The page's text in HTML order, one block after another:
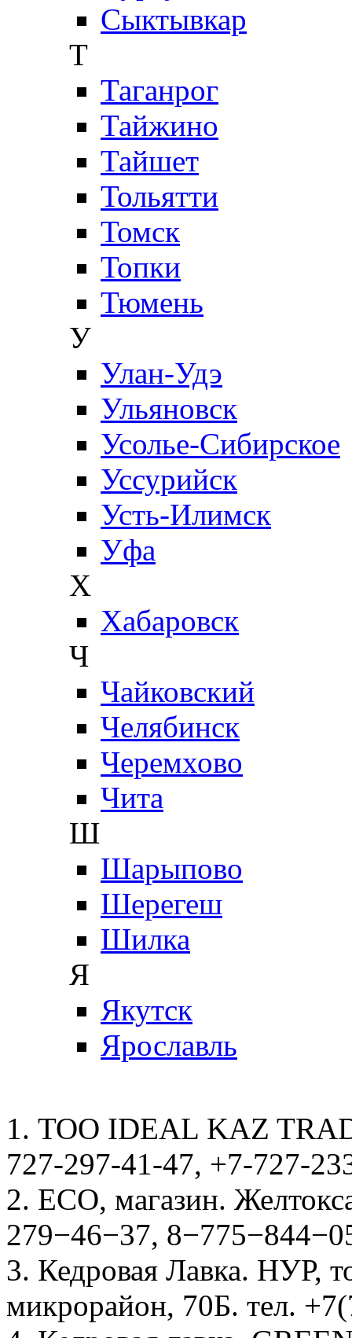
Сыктывкар
Т
Таганрог
Тайжино
Тайшет
Тольятти
Томск
Топки
Тюмень
У
Улан-Удэ
Ульяновск
Усолье-Сибирское
Уссурийск
Усть-Илимск
Уфа
Х
Хабаровск
Ч
Чайковский
Челябинск
Черемхово
Чита
Ш
Шарыпово
Шерегеш
Шилка
Я
Якутск
Ярославль
1. ТОО IDEAL KAZ
727-297-41-47, +7-727-
2. ECO, магазин.
279−46−37,
3. Кедровая Лавка. НУР,
микрорайон, 70Б. тел.